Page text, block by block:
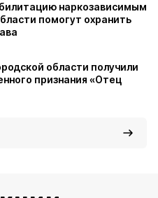
наркозависимым
помогут охранить
области получили
признания «Отец